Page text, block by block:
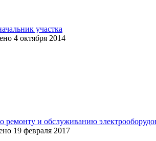
участка
4 октября 2014
ремонту и обслуживанию
19 февраля 2017